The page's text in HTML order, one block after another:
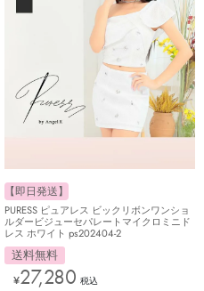
【即日発送】
PURESS ピュアレス ビックリボンワンショ
ルダービジューセパレートマイクロミニド
レス ホワイト ps202404-2
送料無料
¥27,280 税込